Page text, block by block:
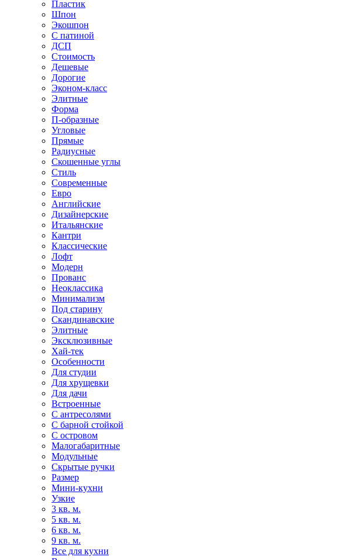
Пластик
Шпон
Экошпон
С патиной
ДСП
Стоимость
Дешевые
Дорогие
Эконом-класс
Элитные
Форма
П-образные
Угловые
Прямые
Радиусные
Скошенные углы
Стиль
Современные
Евро
Английские
Дизайнерские
Итальянские
Кантри
Классические
Лофт
Модерн
Прованс
Неоклассика
Минимализм
Под старину
Скандинавские
Элитные
Эксклюзивные
Хай-тек
Особенности
Для студии
Для хрущевки
Для дачи
Встроенные
С антресолями
С барной стойкой
С островом
Малогабаритные
Модульные
Скрытые ручки
Размер
Мини-кухни
Узкие
3 кв. м.
5 кв. м.
6 кв. м.
9 кв. м.
Все для кухни